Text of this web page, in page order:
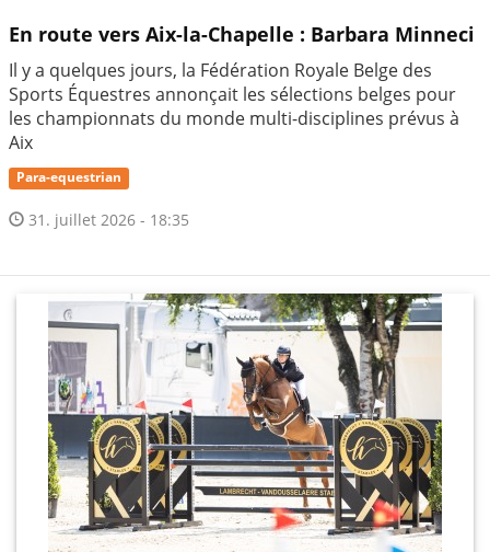
En route vers Aix-la-Chapelle : Barbara Minneci
Il y a quelques jours, la Fédération Royale Belge des
Sports Équestres annonçait les sélections belges pour
les championnats du monde multi-disciplines prévus à
Aix
Para-equestrian
31. juillet 2026 - 18:35